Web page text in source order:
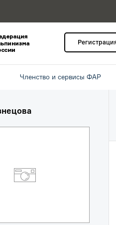
Членство и сервисы ФАР